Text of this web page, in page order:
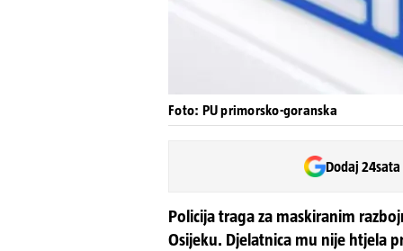
Foto: PU primorsko-goranska
Dodaj
Policija traga za maskiranim
Osijeku. Djelatnica mu nije htjela